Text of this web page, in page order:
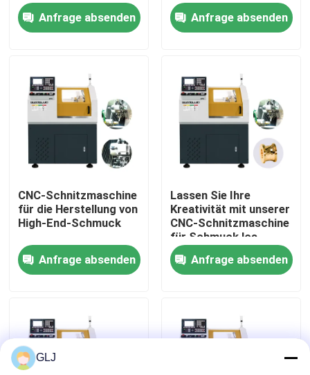
Produkte
Über uns
Werksbesichtigung
Qualitätskontrolle
Fälle
Blog
CNC-Goldschmuck 5-
Achsen-CNC-
Dentalfräsmaschine
Anfrage absenden
Anfrage absenden
CNC-Schnitzmaschine
für die Herstellung von
High-End-Schmuck
Anfrage absenden
Lassen Sie Ihre
Kreativität mit unserer
CNC-Schnitzmaschine
für Schmuck los
Anfrage absenden
GLJ